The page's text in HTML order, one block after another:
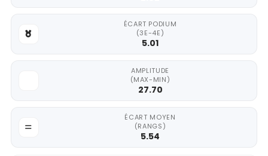
ÉCART PODIUM
(3E-4E)
5.01
AMPLITUDE
(MAX-MIN)
27.70
ÉCART MOYEN
(RANGS)
5.54